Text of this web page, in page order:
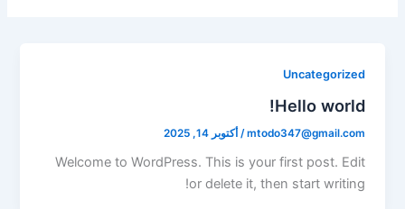
Uncategorized
Hello world!
mtodo347@gmail.com
/أكتوبر 14, 2025
Welcome to WordPress. This is your first post. Edit
or delete it, then start writing!